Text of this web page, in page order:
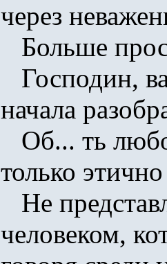
через
Больше
Господин,
начала
Об... ть
только
Не
человеком,